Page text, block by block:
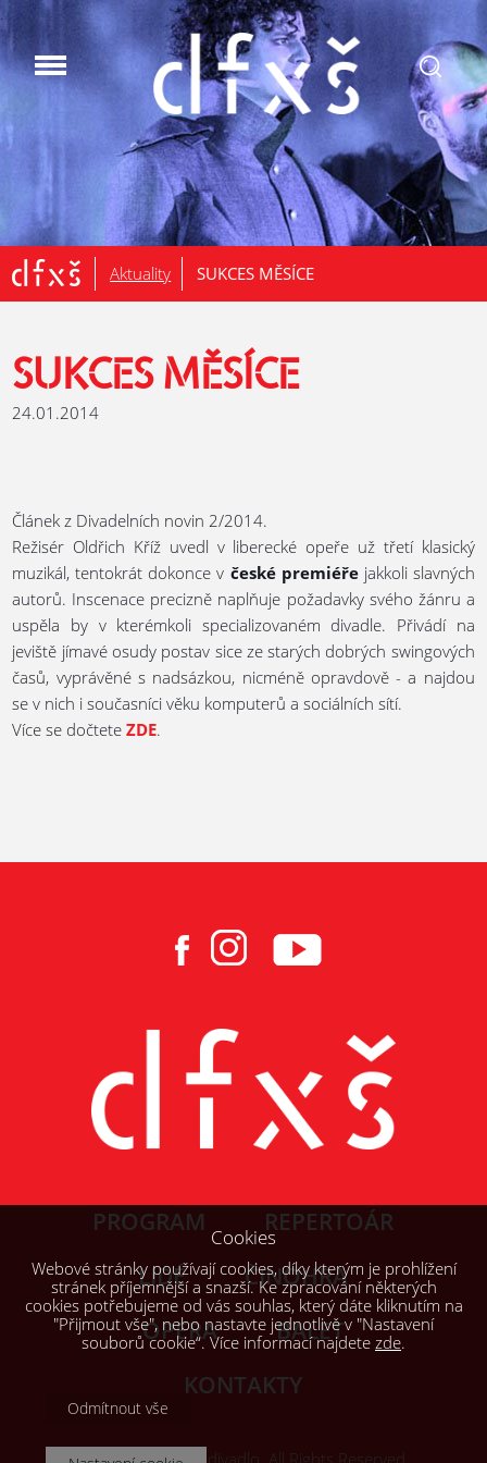
.
Aktuality SUKCES MĚSÍCE
SUKCES MĚSÍCE
24.01.2014
Článek z Divadelních novin 2/2014.
Režisér Oldřich Kříž uvedl v liberecké opeře už třetí klasický
muzikál, tentokrát dokonce v české premiéřejakkoli slavných
autorů. Inscenace precizně naplňuje požadavky svého žánru a
uspěla by v kterémkoli specializovaném divadle. Přivádí na
jeviště jímavé osudy postav sice ze starých dobrých swingových
časů, vyprávěné s nadsázkou, nicméně opravdově - a najdou
se v nich i současníci věku komputerů a sociálních sítí.
Více se dočteteZDE.
PROGRAM
REPERTOÁR
LIDÉ
ČINOHRA
OPERA
BALET
KONTAKTY
© 2026, Šaldovo divadlo. All Rights Reserved
Cookies
Webové stránky používají cookies, díky kterým je prohlížení
stránek příjemnější a snazší. Ke zpracování některých
cookies potřebujeme od vás souhlas, který dáte kliknutím na
"Přijmout vše", nebo nastavte jednotlivě v "Nastavení
souborů cookie“. Více informací najdete zde.
Odmítnout vše